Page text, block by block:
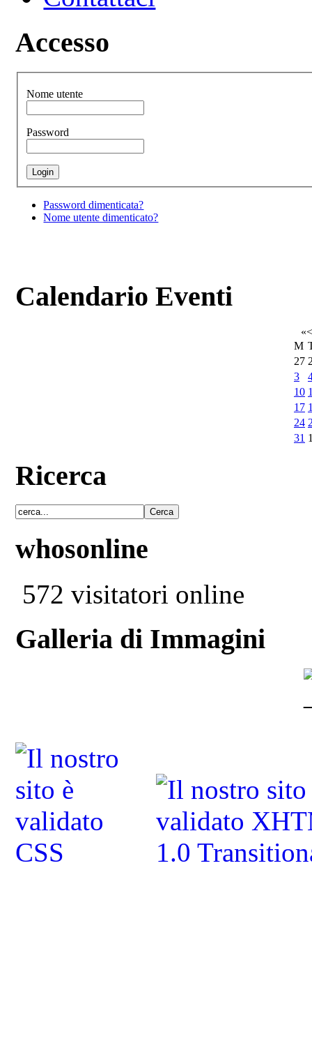
Accesso
Nome utente
Password
Password dimenticata?
Nome utente dimenticato?
Calendario Eventi
«<
M
27
3
10
17
24
31
Ricerca
whosonline
572 visitatori online
Galleria di Immagini